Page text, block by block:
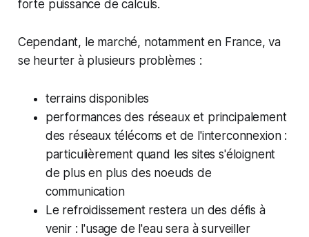
forte puissance de calculs.
Cependant, le marché, notamment en France, va
se heurter à plusieurs problèmes :
terrains disponibles
performances des réseaux et principalement
des réseaux télécoms et de l'interconnexion :
particulièrement quand les sites s'éloignent
de plus en plus des noeuds de
communication
Le refroidissement restera un des défis à
venir : l'usage de l'eau sera à surveiller